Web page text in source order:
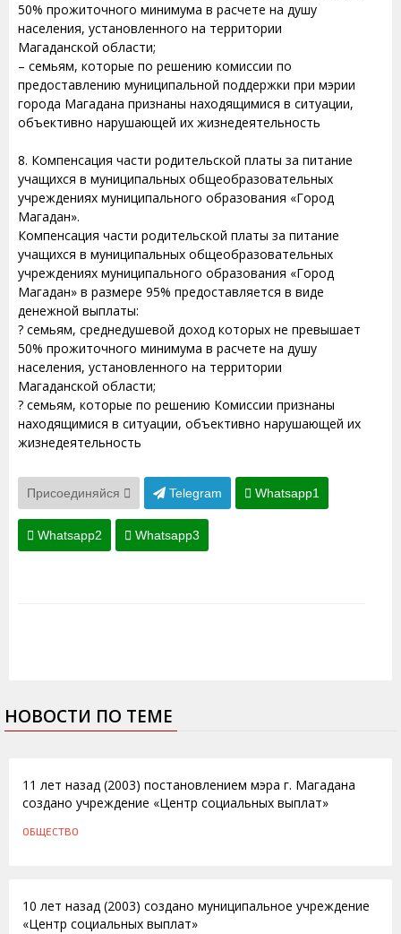
50% прожиточного минимума в расчете на душу
населения, установленного на территории
Магаданской области;
– семьям, которые по решению комиссии по
предоставлению муниципальной поддержки при мэрии
города Магадана признаны находящимися в ситуации,
объективно нарушающей их жизнедеятельность
8. Компенсация части родительской платы за питание
учащихся в муниципальных общеобразовательных
учреждениях муниципального образования «Город
Магадан».
Компенсация части родительской платы за питание
учащихся в муниципальных общеобразовательных
учреждениях муниципального образования «Город
Магадан» в размере 95% предоставляется в виде
денежной выплаты:
? семьям, среднедушевой доход которых не превышает
50% прожиточного минимума в расчете на душу
населения, установленного на территории
Магаданской области;
? семьям, которые по решению Комиссии признаны
находящимися в ситуации, объективно нарушающей их
жизнедеятельность
Присоединяйся Telegram Whatsapp1
Whatsapp2 Whatsapp3
НОВОСТИ ПО ТЕМЕ
11 лет назад (2003) постановлением мэра г. Магадана
создано учреждение «Центр социальных выплат»
ОБЩЕСТВО
10 лет назад (2003) создано муниципальное учреждение
«Центр социальных выплат»